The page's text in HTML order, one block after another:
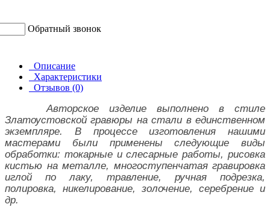
Обратный звонок
Описание
Характеристики
Отзывов (0)
Авторское изделие выполнено в стиле
Златоустовской гравюры на стали в единственном
экземпляре. В процессе изготовления нашими
мастерами были применены следующие виды
обработки: токарные и слесарные работы, рисовка
кистью на металле, многоступенчатая гравировка
иглой по лаку, травление, ручная подрезка,
полировка, никелирование, золочение, серебрение и
др.